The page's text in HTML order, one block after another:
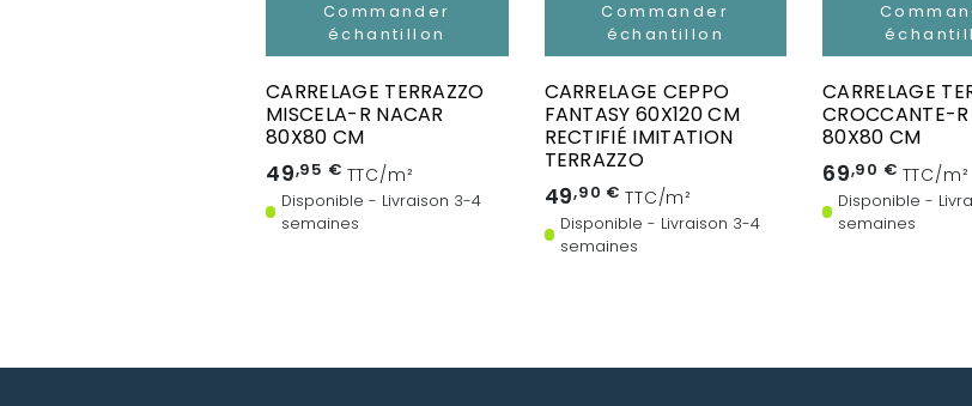
Commander
échantillon
CARRELAGE TERRAZZO
MISCELA-R NACAR
80X80 CM
49,95 € TTC/m²
Disponible - Livraison 3-4
semaines
Commander
échantillon
CARRELAGE CEPPO
FANTASY 60X120 CM
RECTIFIÉ IMITATION
TERRAZZO
49,90 € TTC/m²
Disponible - Livraison 3-4
semaines
CARRELAGE
CROCCANTE-
80X80 CM
69,90 € TTC/m²
Disponible -
semaines